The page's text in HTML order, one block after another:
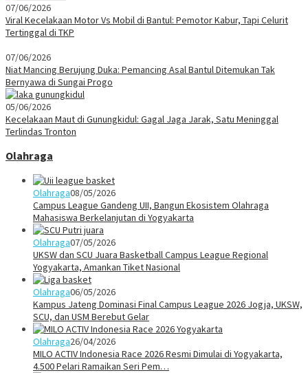
07/06/2026
Viral Kecelakaan Motor Vs Mobil di Bantul: Pemotor Kabur, Tapi Celurit
Tertinggal di TKP
07/06/2026
Niat Mancing Berujung Duka: Pemancing Asal Bantul Ditemukan Tak
Bernyawa di Sungai Progo
05/06/2026
Kecelakaan Maut di Gunungkidul: Gagal Jaga Jarak, Satu Meninggal
Terlindas Tronton
Olahraga
Olahraga08/05/2026
Campus League Gandeng UII, Bangun Ekosistem Olahraga
Mahasiswa Berkelanjutan di Yogyakarta
Olahraga07/05/2026
UKSW dan SCU Juara Basketball Campus League Regional
Yogyakarta, Amankan Tiket Nasional
Olahraga06/05/2026
Kampus Jateng Dominasi Final Campus League 2026 Jogja, UKSW,
SCU, dan USM Berebut Gelar
Olahraga26/04/2026
MILO ACTIV Indonesia Race 2026 Resmi Dimulai di Yogyakarta,
4.500 Pelari Ramaikan Seri Pem…